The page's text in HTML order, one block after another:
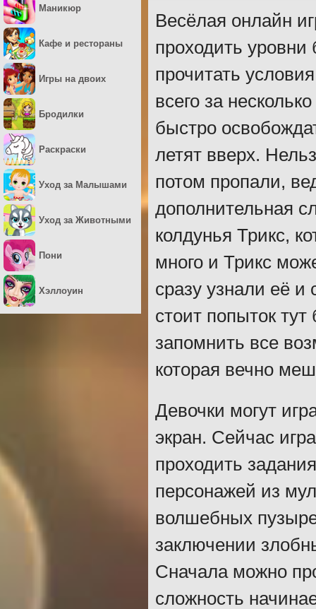
Весёлая онлайн
проходить уровни
прочитать
всего за
быстро
летят вверх.
потом пропали,
дополнительная
колдунья Трикс,
много и Трикс
сразу узнали её
стоит попыток
запомнить все
которая вечно
Девочки могут
экран. Сейчас
проходить
персонажей из
волшебных
заключении
Сначала можно
сложность
Маникюр
Кафе и рестораны
Игры на двоих
Бродилки
Раскраски
Уход за Малышами
Уход за Животными
Пони
Хэллоуин